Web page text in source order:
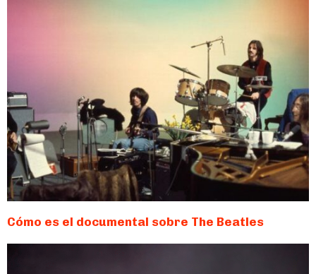
Cómo es el documental sobre The Beatles